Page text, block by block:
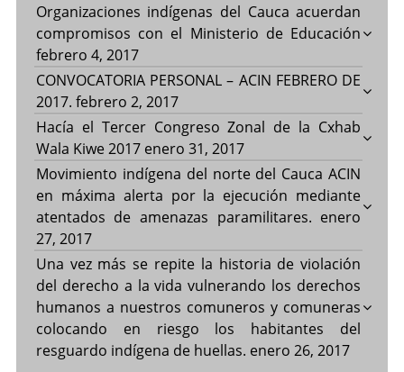
Organizaciones indígenas del Cauca acuerdan
compromisos con el Ministerio de Educación
febrero 4, 2017
CONVOCATORIA PERSONAL – ACIN FEBRERO DE
2017. febrero 2, 2017
Hacía el Tercer Congreso Zonal de la Cxhab
Wala Kiwe 2017 enero 31, 2017
Movimiento indígena del norte del Cauca ACIN
en máxima alerta por la ejecución mediante
atentados de amenazas paramilitares. enero
27, 2017
Una vez más se repite la historia de violación
del derecho a la vida vulnerando los derechos
humanos a nuestros comuneros y comuneras
colocando en riesgo los habitantes del
resguardo indígena de huellas. enero 26, 2017